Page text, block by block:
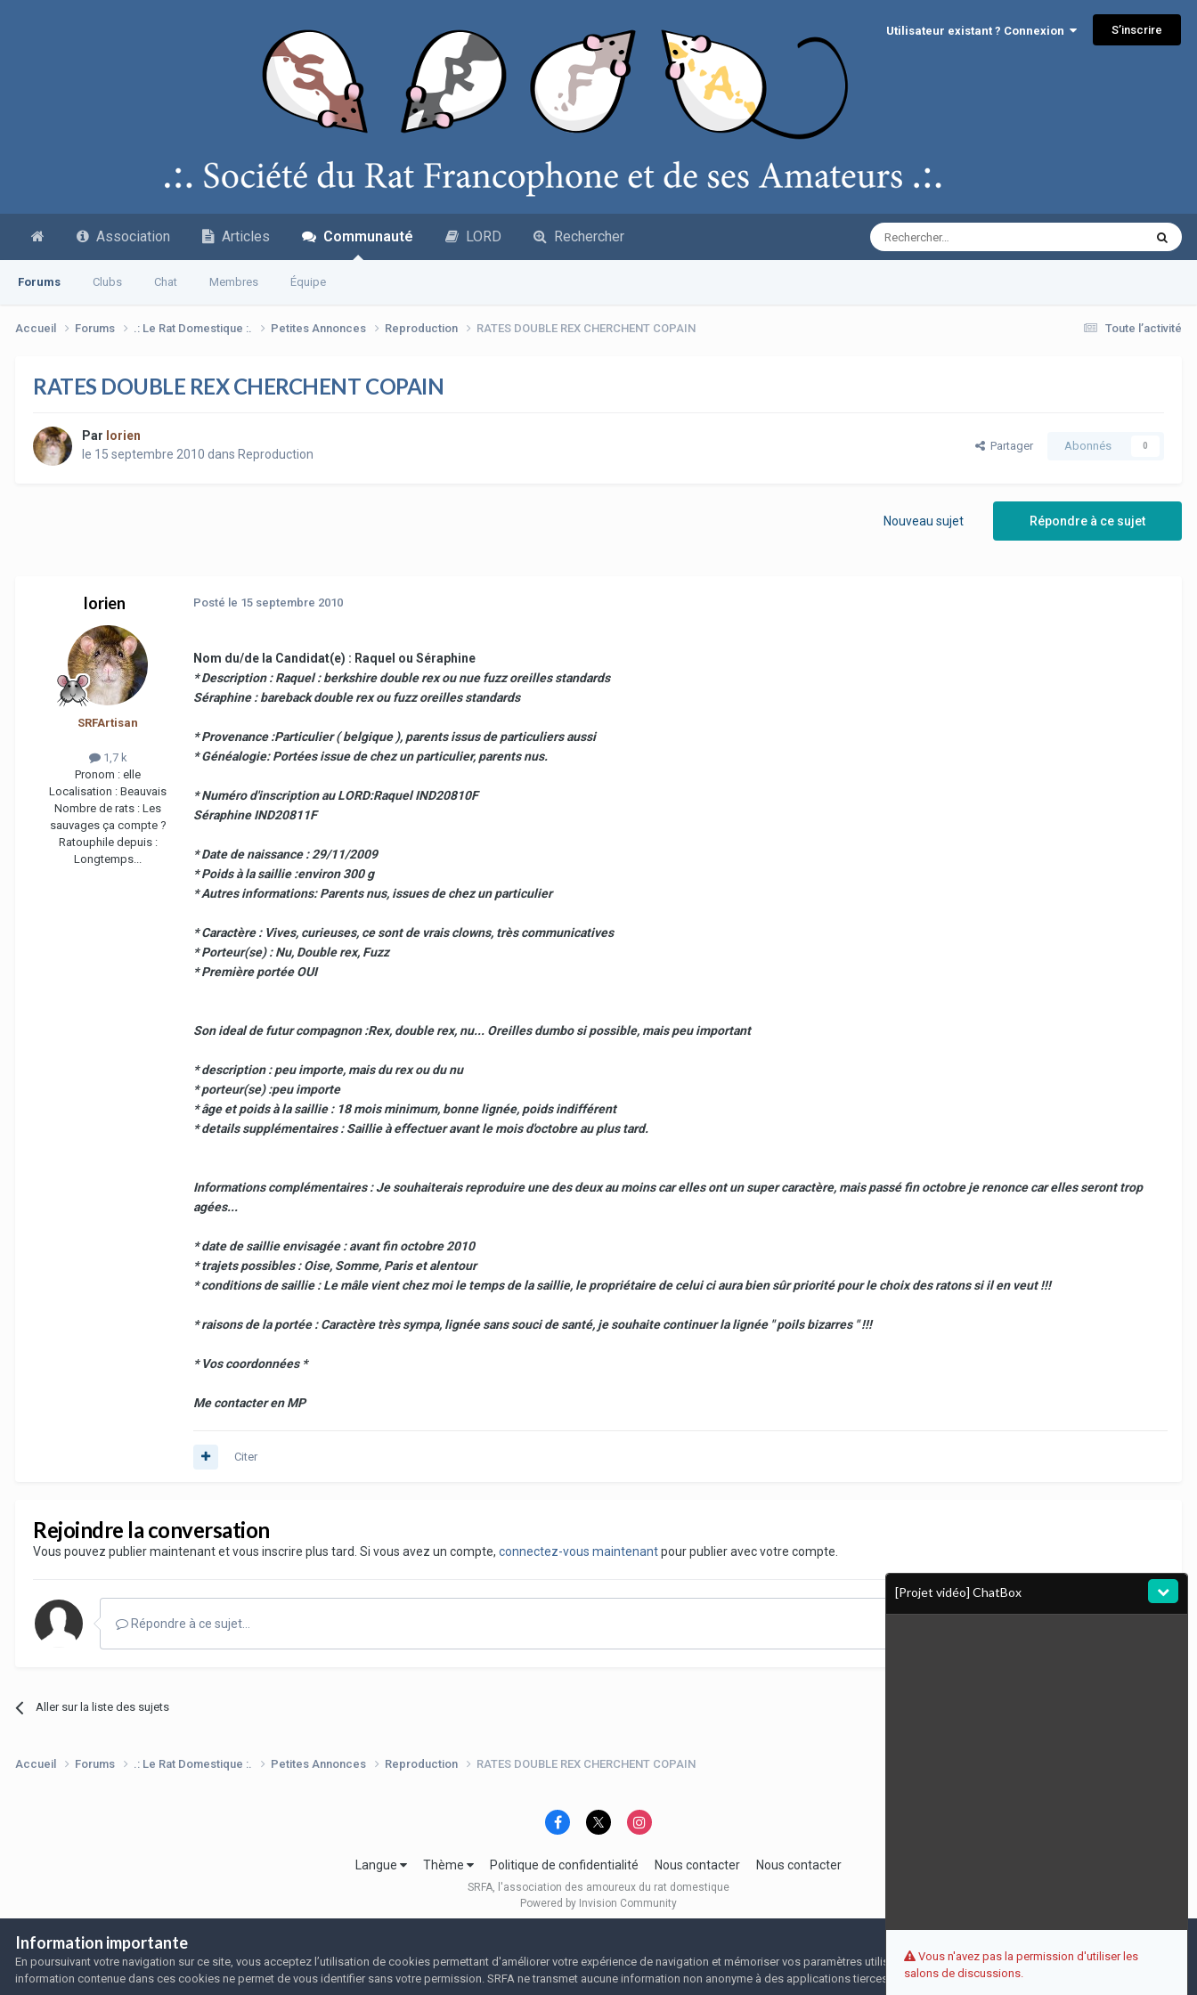
Utilisateur existant ? Connexion S’inscrire
Association Articles Communauté
Forums Clubs Chat Membres Équipe
LORD Rechercher
Toute l’activité
Accueil Forums .: Le Rat Domestique :. Petites Annonces Reproduction RATES DOUBLE REX CHERCHENT COPAIN
RATES DOUBLE REX CHERCHENT COPAIN
Par lorien
le 15 septembre 2010 dans Reproduction
Partager Abonnés 0
Répondre à ce sujet
Nouveau sujet
lorien
SRFArtisan
1,7 k
Pronom : elle
Localisation : Beauvais
Nombre de rats : Les
sauvages ça compte ?
Ratouphile depuis :
Longtemps...
Posté le 15 septembre 2010
Nom du/de la Candidat(e) : Raquel ou Séraphine
* Description : Raquel : berkshire double rex ou nue fuzz oreilles standards
Séraphine : bareback double rex ou fuzz oreilles standards
* Provenance :Particulier ( belgique ), parents issus de particuliers aussi
* Généalogie: Portées issue de chez un particulier, parents nus.
* Numéro d'inscription au LORD:Raquel IND20810F
Séraphine IND20811F
* Date de naissance : 29/11/2009
* Poids à la saillie :environ 300 g
* Autres informations: Parents nus, issues de chez un particulier
* Caractère : Vives, curieuses, ce sont de vrais clowns, très communicatives
* Porteur(se) : Nu, Double rex, Fuzz
* Première portée OUI
Son ideal de futur compagnon :Rex, double rex, nu... Oreilles dumbo si possible, mais peu important
* description : peu importe, mais du rex ou du nu
* porteur(se) :peu importe
* âge et poids à la saillie : 18 mois minimum, bonne lignée, poids indifférent
* details supplémentaires : Saillie à effectuer avant le mois d'octobre au plus tard.
Informations complémentaires : Je souhaiterais reproduire une des deux au moins car elles ont un super caractère, mais passé fin octobre je renonce car elles seront trop
agées...
* date de saillie envisagée : avant fin octobre 2010
* trajets possibles : Oise, Somme, Paris et alentour
* conditions de saillie : Le mâle vient chez moi le temps de la saillie, le propriétaire de celui ci aura bien sûr priorité pour le choix des ratons si il en veut !!!
* raisons de la portée : Caractère très sympa, lignée sans souci de santé, je souhaite continuer la lignée " poils bizarres " !!!
* Vos coordonnées *
Me contacter en MP
Citer
Rejoindre la conversation
Vous pouvez publier maintenant et vous inscrire plus tard. Si vous avez un compte, connectez-vous maintenantpour publier avec votre compte.
Répondre à ce sujet…
Aller sur la liste des sujets
Accueil Forums .: Le Rat Domestique :. Petites Annonces Reproduction RATES DOUBLE REX CHERCHENT COPAIN
[Projet vidéo] ChatBox
Vous n'avez pas la permission d'utiliser les
salons de discussions.
Langue Thème Politique de confidentialité Nous contacter Nous contacter
SRFA, l'association des amoureux du rat domestique
Powered by Invision Community
Information importante
En poursuivant votre navigation sur ce site, vous acceptez l’utilisation de cookies permettant d'améliorer votre expérience de navigation et mémoriser vos paramètres utilisateur pendant votre visite. Aucune
information contenue dans ces cookies ne permet de vous identifier sans votre permission. SRFA ne transmet aucune information non anonyme à des applications tierces.
I accept